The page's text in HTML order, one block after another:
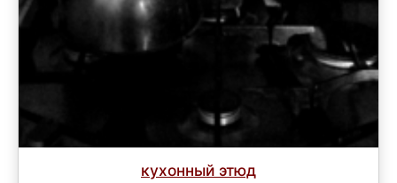
кухонный этюд